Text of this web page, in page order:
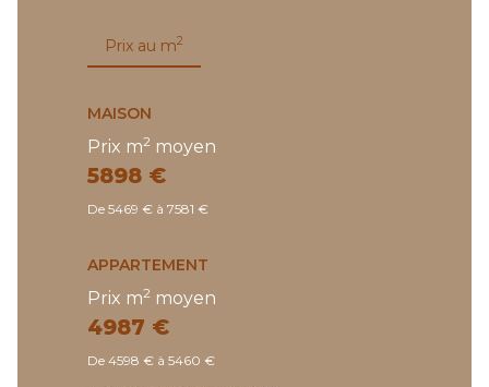
Prix au m2
MAISON
Prix m2 moyen
5898 €
De 5469 € à 7581 €
APPARTEMENT
Prix m2 moyen
4987 €
De 4598 € à 5460 €